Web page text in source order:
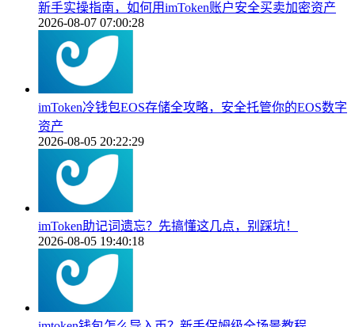
新手实操指南，如何用imToken账户安全买卖加密资产
2026-08-07 07:00:28
imToken冷钱包EOS存储全攻略，安全托管你的EOS数字
资产
2026-08-05 20:22:29
imToken助记词遗忘？先搞懂这几点，别踩坑！
2026-08-05 19:40:18